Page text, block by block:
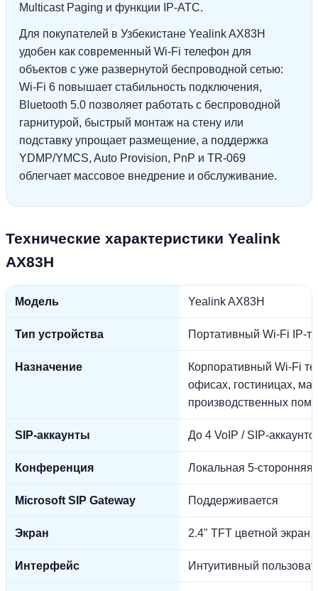
Multicast Paging и функции IP-АТС.
Для покупателей в Узбекистане Yealink AX83H
удобен как современный Wi-Fi телефон для
объектов с уже развернутой беспроводной сетью:
Wi-Fi 6 повышает стабильность подключения,
Bluetooth 5.0 позволяет работать с беспроводной
гарнитурой, быстрый монтаж на стену или
подставку упрощает размещение, а поддержка
YDMP/YMCS, Auto Provision, PnP и TR-069
облегчает массовое внедрение и обслуживание.
Технические характеристики Yealink
AX83H
Модель Yealink AX83H
Тип устройства Портативный Wi-Fi IP-
Назначение
Корпоративный Wi-Fi
офисах, гостиницах,
производственных
SIP-аккаунты До 4 VoIP / SIP-
Конференция Локальная 5-
Microsoft SIP Gateway Поддерживается
Экран 2.4" TFT цветной экран
Интерфейс Интуитивный